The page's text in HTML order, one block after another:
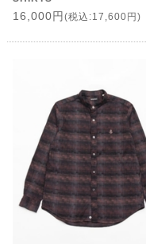
16,000円 (税込:17,600円)